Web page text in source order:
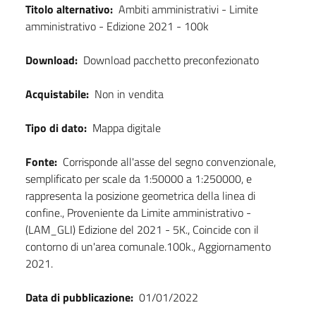
Titolo alternativo: Ambiti amministrativi - Limite
amministrativo - Edizione 2021 - 100k
Download: Download pacchetto preconfezionato
Acquistabile: Non in vendita
Tipo di dato: Mappa digitale
Fonte: Corrisponde all'asse del segno convenzionale,
semplificato per scale da 1:50000 a 1:250000, e
rappresenta la posizione geometrica della linea di
confine., Proveniente da Limite amministrativo -
(LAM_GLI) Edizione del 2021 - 5K., Coincide con il
contorno di un'area comunale.100k., Aggiornamento
2021.
Data di pubblicazione: 01/01/2022